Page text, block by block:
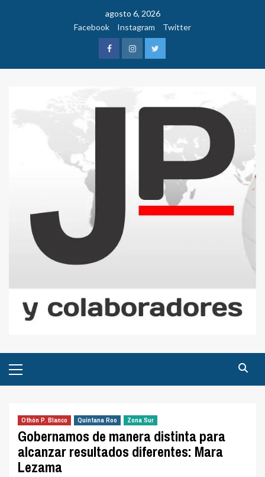
agosto 6, 2026
Facebook
Instagram Twitter
FacebookInstagramTwitter
principal
Othón P. Blanco Quintana Roo Zona Sur
Gobernamos de manera distinta para
alcanzar resultados diferentes: Mara
Lezama